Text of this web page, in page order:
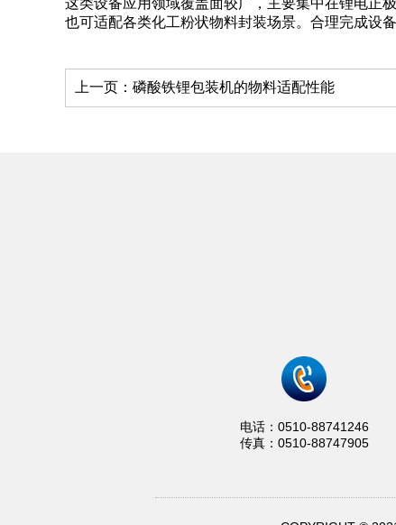
也可适配各类化工粉状物料封装场景。合理完成设
上一页： 磷酸铁锂包装机的物料适配性能
电话：0510-88741246
传真：0510-88747905